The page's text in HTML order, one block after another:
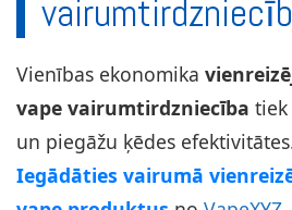
Vienības ekonomika
vape vairumtirdzniecība tiek
un piegāžu ķēdes
Iegādāties vairumā